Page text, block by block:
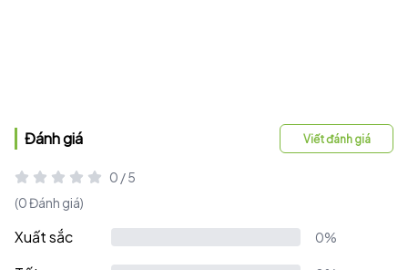
Đánh giá Viết đánh giá
0 / 5
(0 Đánh giá)
Xuất sắc 0%